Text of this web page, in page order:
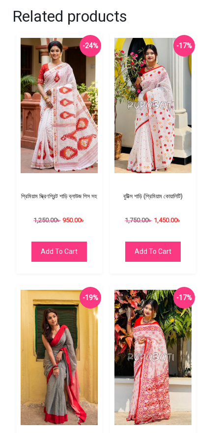
Related products
-24%
প্রিমিয়াম স্ক্রিণপ্রিন্ট শাড়ি ব্লাউজ পিস সহ
1,250.00৳ 950.00৳
Add To Cart
-17%
বুটিক্স শাড়ি (প্রিমিয়াম কোয়ালিটি)
1,750.00৳ 1,450.00৳
Add To Cart
-19% -17%